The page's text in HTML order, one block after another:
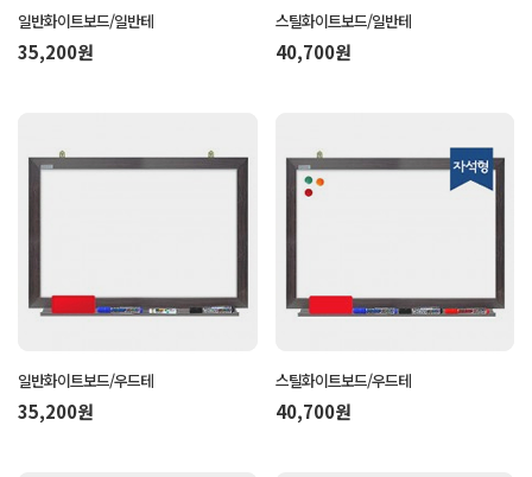
일반화이트보드/일반테
35,200원
스틸화이트보드/일반테
40,700원
일반화이트보드/우드테
35,200원
스틸화이트보드/우드테
40,700원